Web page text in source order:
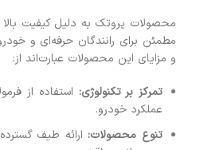
محصولات پروتک به دلیل کیفیت بالا
مطمئن برای رانندگان حرفه‌ای و
و مزایای این محصولات عبارت‌اند از:
تمرکز بر تکنولوژی: استفاده از
عملکرد خودرو.
تنوع محصولات: ارائه طیف